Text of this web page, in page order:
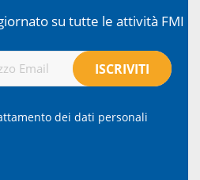
su tutte le attività FMI
dei dati personali